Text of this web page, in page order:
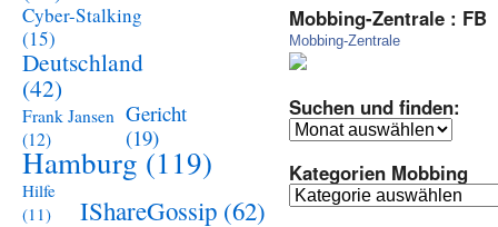
Cyber-Stalking
(15)
Deutschland
(42)
Frank Jansen
(12)
Gericht
(19)
Hamburg (119)
Hilfe
(11)
IShareGossip (62)
Mobbing-Zentrale : FB
Mobbing-Zentrale
Suchen und finden:
Suchen
finden:
Kategorien Mobbing
Kategorien